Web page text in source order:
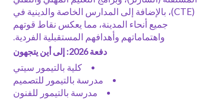
(CTE)، بالإضافة إلى المدارس الخاصة والدينية في
جميع أنحاء المدينة، مما يعكس نقاط قوتهم
واهتماماتهم وأهدافهم المستقبلية الفردية.
دفعة 2026: إلى أين يتجهون
كلية بالتيمور سيتي
مدرسة بالتيمور للتصميم
مدرسة بالتيمور للفنون